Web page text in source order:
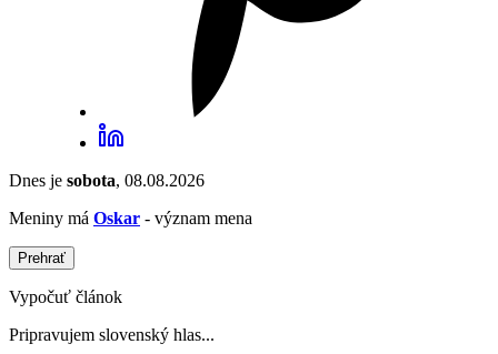
Dnes je sobota, 08.08.2026
Meniny má Oskar - význam mena
Prehrať
Vypočuť článok
Pripravujem slovenský hlas...